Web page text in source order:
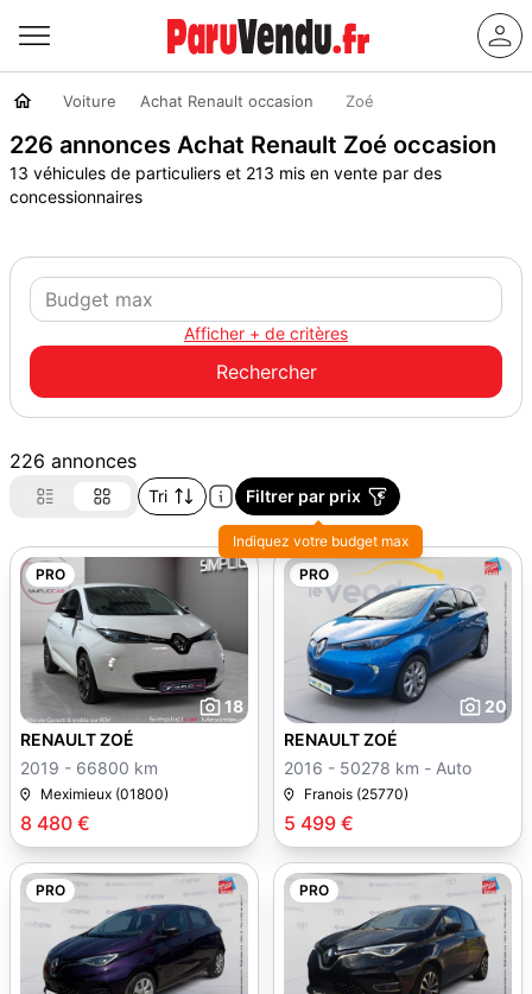
Voiture Achat Renault occasion Zoé
226 annonces Achat Renault Zoé occasion
13 véhicules de particuliers et 213 mis en vente par des
concessionnaires
Afficher + de critères
226 annonces
Tri Filtrer par prix
Indiquez votre budget max
PRO
18
8 480 €
RENAULT ZOÉ
2019 - 66800 km
Meximieux (01800)
PRO
20
5 499 €
RENAULT ZOÉ
2016 - 50278 km - Auto
Franois (25770)
PRO PRO